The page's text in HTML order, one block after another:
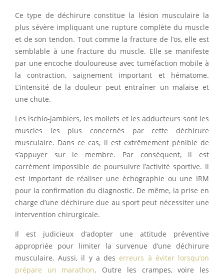
Ce type de déchirure constitue la lésion musculaire la
plus sévère impliquant une rupture complète du muscle
et de son tendon. Tout comme la fracture de l’os, elle est
semblable à une fracture du muscle. Elle se manifeste
par une encoche douloureuse avec tuméfaction mobile à
la contraction, saignement important et hématome.
L’intensité de la douleur peut entraîner un malaise et
une chute.
Les ischio-jambiers, les mollets et les adducteurs sont les
muscles les plus concernés par cette déchirure
musculaire. Dans ce cas, il est extrêmement pénible de
s’appuyer sur le membre. Par conséquent, il est
carrément impossible de poursuivre l’activité sportive. Il
est important de réaliser une échographie ou une IRM
pour la confirmation du diagnostic. De même, la prise en
charge d’une déchirure due au sport peut nécessiter une
intervention chirurgicale.
Il est judicieux d’adopter une attitude préventive
appropriée pour limiter la survenue d’une déchirure
musculaire. Aussi, il y a des erreurs à éviter lorsqu’on
prépare un marathon. Outre les crampes, voire les